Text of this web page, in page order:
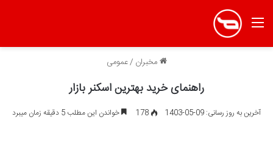
منو
مخبران /عمومی
راهنمای خرید بهترین اسکنر بازار
آخرین به روز رسانی: 09-05-1403 178 خواندن این مطلب 5 دقیقه زمان میبرد